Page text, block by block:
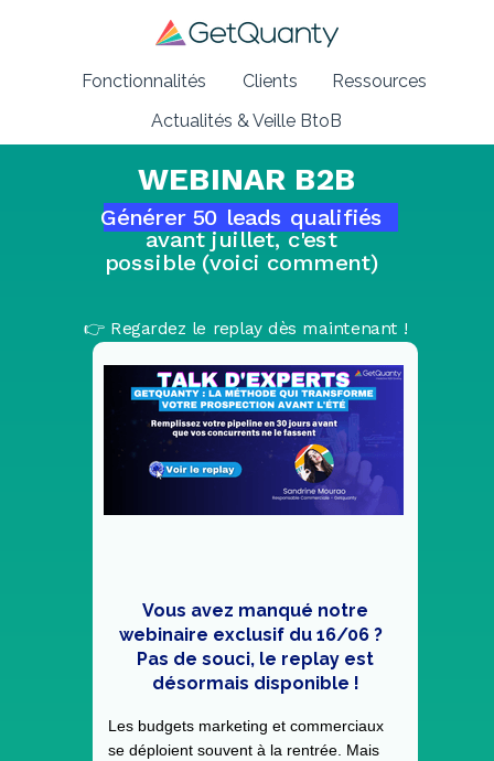
Fonctionnalités Clients
Ressources
Actualités & Veille BtoB
Vous avez manqué notre
webinaire exclusif du 16/06 ?
Pas de souci, le replay est
désormais disponible !
Les budgets marketing et commerciaux
se déploient souvent à la rentrée. Mais
WEBINAR B2B
👉 Regardez le replay dès maintenant !
Générer 50 leads qualifiés
avant juillet, c'est
possible (voici comment)